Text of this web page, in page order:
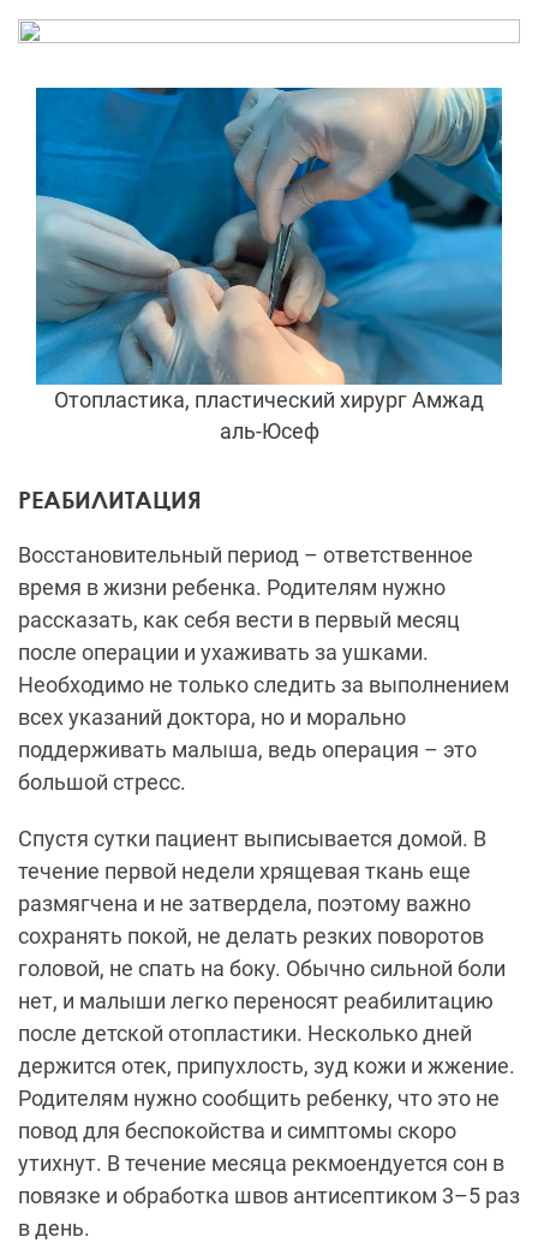
Отопластика, пластический хирург Амжад
аль-Юсеф
РЕАБИЛИТАЦИЯ
Восстановительный период – ответственное
время в жизни ребенка. Родителям нужно
рассказать, как себя вести в первый месяц
после операции и ухаживать за ушками.
Необходимо не только следить за выполнением
всех указаний доктора, но и морально
поддерживать малыша, ведь операция – это
большой стресс.
Спустя сутки пациент выписывается домой. В
течение первой недели хрящевая ткань еще
размягчена и не затвердела, поэтому важно
сохранять покой, не делать резких поворотов
головой, не спать на боку. Обычно сильной боли
нет, и малыши легко переносят реабилитацию
после детской отопластики. Несколько дней
держится отек, припухлость, зуд кожи и жжение.
Родителям нужно сообщить ребенку, что это не
повод для беспокойства и симптомы скоро
утихнут. В течение месяца рекмоендуется сон в
повязке и обработка швов антисептиком 3–5 раз
в день.